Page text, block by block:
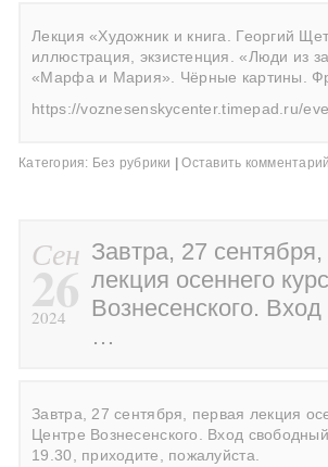
Лекция «Художник и книга. Георгий
иллюстрация, экзистенция. «Люди из
«Марфа и Мария». Чёрные картины.
https://voznesenskycenter.timepad.ru/
Категория: Без рубрики | Оставить
Сен
26
2024
Завтра, 27
лекция осеннего
Вознесенского.
…
Завтра, 27 сентября, первая лекция
Центре Вознесенского. Вход
19.30, приходите, пожалуйста.